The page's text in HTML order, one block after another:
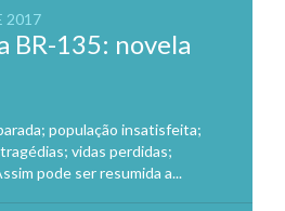
2017
BR-135: novela
população insatisfeita;
vidas perdidas;
pode ser resumida a...